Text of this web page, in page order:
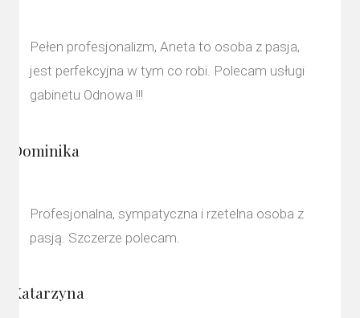
zredukowane a przebarwienia
zminimalizowane!P.S. Wystój wnętrza Gabinetu
zwala z nóg!
Pełen profesjonalizm, Aneta to osoba z pasja,
jest perfekcyjna w tym co robi. Polecam usługi
gabinetu Odnowa !!!
Dominika
Profesjonalna, sympatyczna i rzetelna osoba z
pasją. Szczerze polecam.
Katarzyna